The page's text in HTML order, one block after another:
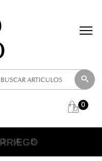
0
A S